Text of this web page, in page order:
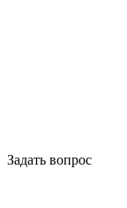
Задать вопрос